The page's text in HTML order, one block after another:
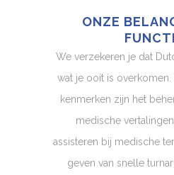
ONZE
We verzekeren je dat
wat je ooit is
kenmerken zijn het
medische
assisteren bij medische
geven van snelle